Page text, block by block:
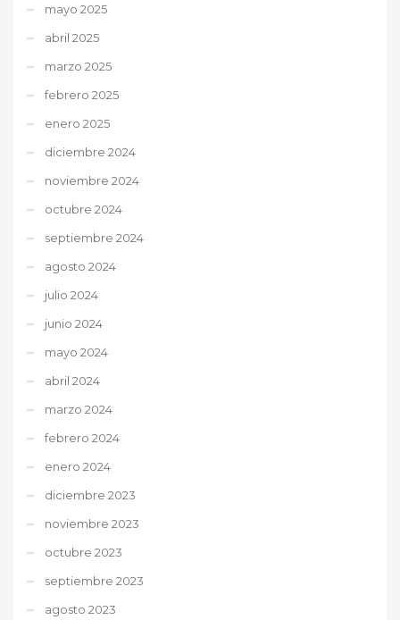
mayo 2025
abril 2025
marzo 2025
febrero 2025
enero 2025
diciembre 2024
noviembre 2024
octubre 2024
septiembre 2024
agosto 2024
julio 2024
junio 2024
mayo 2024
abril 2024
marzo 2024
febrero 2024
enero 2024
diciembre 2023
noviembre 2023
octubre 2023
septiembre 2023
agosto 2023